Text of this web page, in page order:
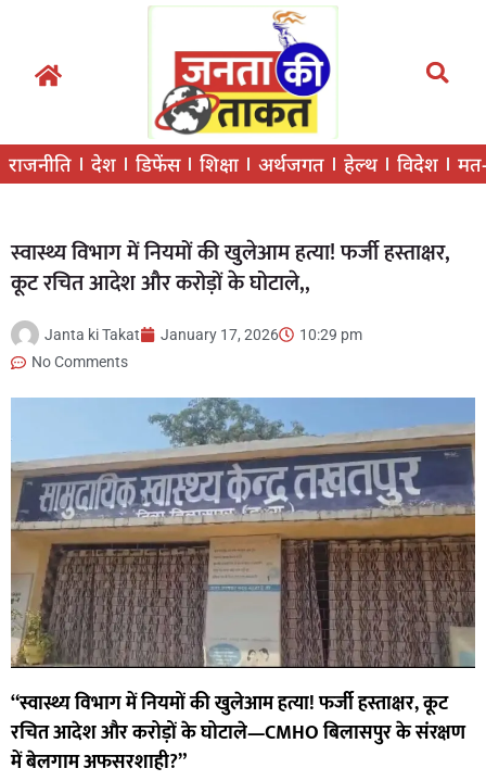
राजनीति देश डिफेंस शिक्षा अर्थजगत हेल्थ विदेश
स्वास्थ्य विभाग में नियमों की खुलेआम हत्या! फर्जी हस्ताक्षर,
कूट रचित आदेश और करोड़ों के घोटाले,,
Janta ki Takat January 17, 2026
10:29 pm
No Comments
“स्वास्थ्य विभाग में नियमों की खुलेआम हत्या! फर्जी हस्ताक्षर, कूट
रचित आदेश और करोड़ों के घोटाले—CMHO बिलासपुर के संरक्षण
में बेलगाम अफसरशाही?”